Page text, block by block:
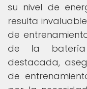
su nivel de
resulta
de
de la batería
destacada,
de